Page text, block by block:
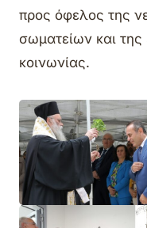
προς όφελος της
σωματείων και της
κοινωνίας.